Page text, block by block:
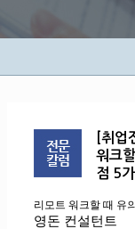
[취업
워크
점 5
리모트 워크할 때 유
영돈 컨설턴트